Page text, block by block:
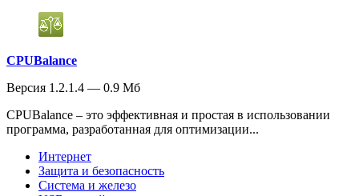
CPUBalance
Версия 1.2.1.4 — 0.9 Мб
CPUBalance – это эффективная и простая в использовании
программа, разработанная для оптимизации...
Интернет
Защита и безопасность
Система и железо